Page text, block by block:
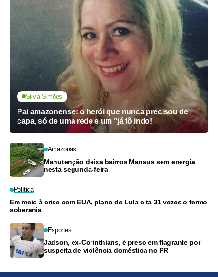
Silvia Simões
Pai amazonense: o herói que nunca precisou de
capa, só de uma rede e um "já tô indo!
Amazonas
Manutenção deixa bairros Manaus sem energia
nesta segunda-feira
Política
Em meio à crise com EUA, plano de Lula cita 31 vezes o termo
soberania
Esportes
Jadson, ex-Corinthians, é preso em flagrante por
suspeita de violência doméstica no PR